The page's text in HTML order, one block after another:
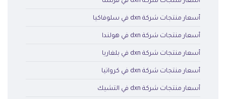
أسعار منتجات شركة dxn في سلوفاكيا
أسعار منتجات شركة dxn في هولندا
أسعار منتجات شركة dxn في بلغاريا
أسعار منتجات شركة dxn في كرواتيا
أسعار منتجات شركة dxn في التشيك